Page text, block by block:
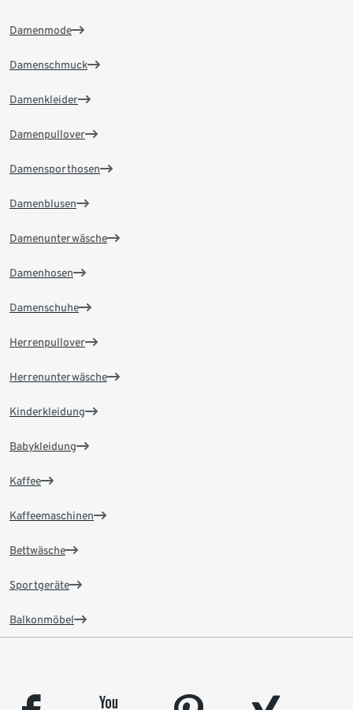
Damenmode
Damenschmuck
Damenkleider
Damenpullover
Damensporthosen
Damenblusen
Damenunterwäsche
Damenhosen
Damenschuhe
Herrenpullover
Herrenunterwäsche
Kinderkleidung
Babykleidung
Kaffee
Kaffeemaschinen
Bettwäsche
Sportgeräte
Balkonmöbel